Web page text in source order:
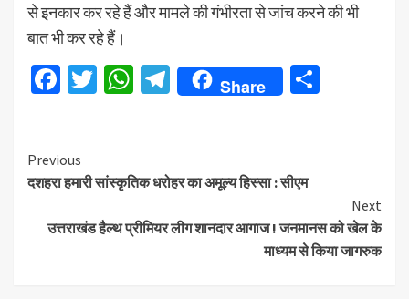
से इनकार कर रहे हैं और मामले की गंभीरता से जांच करने की भी
बात भी कर रहे हैं।
Facebook
TwitterWhatsApp
Telegram
Share
Continue
Reading
Previous
दशहरा हमारी सांस्कृतिक धरोहर का अमूल्य हिस्सा : सीएम
Next
उत्तराखंड हैल्थ प्रीमियर लीग शानदार आगाज ! जनमानस को खेल के
माध्यम से किया जागरुक